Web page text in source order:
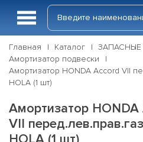
Главная Каталог ЗАПАСНЫЕ
Амортизатор подвески
Амортизатор HONDA Accord VII
HOLA (1 шт)
Амортизатор
VII